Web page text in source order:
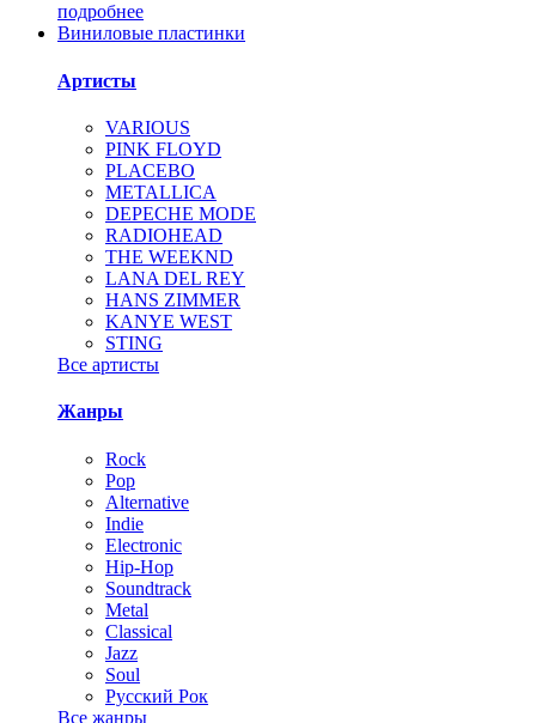
подробнее
Виниловые пластинки
Артисты
VARIOUS
PINK FLOYD
PLACEBO
METALLICA
DEPECHE MODE
RADIOHEAD
THE WEEKND
LANA DEL REY
HANS ZIMMER
KANYE WEST
STING
Все артисты
Жанры
Rock
Pop
Alternative
Indie
Electronic
Hip-Hop
Soundtrack
Metal
Classical
Jazz
Soul
Русский Рок
Все жанры